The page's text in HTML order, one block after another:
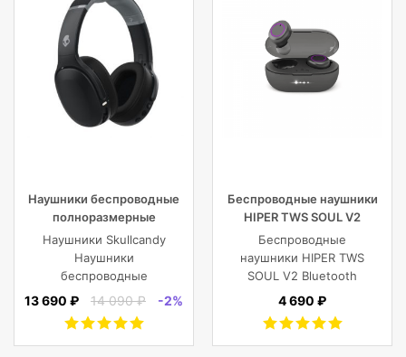
Наушники беспроводные
полноразмерные
Skullcandy CRUSHER EVO
WIRELESS OVER-EAR,
черные
Наушники Skullcandy
Наушники
беспроводные
полноразмерные
WIRELESS OVER-EAR,
черные
13 690 ₽ 14 090 ₽ -2%
Беспроводные наушники
HIPER TWS SOUL V2
Bluetooth 5.0 гарнитура Li-
Pol 2x43mAh+380mAh,
черный
Беспроводные
наушники HIPER TWS
SOUL V2 Bluetooth
5.0 гарнитура Li-Pol
Черный
4 690 ₽